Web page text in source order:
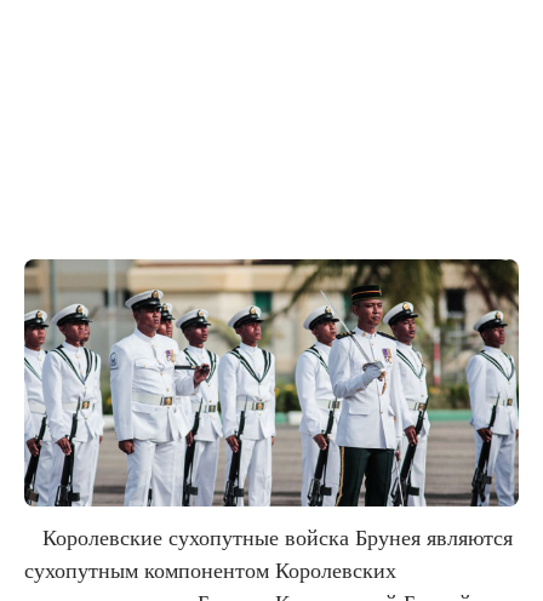
Королевские сухопутные войска Брунея являются
сухопутным компонентом Королевских